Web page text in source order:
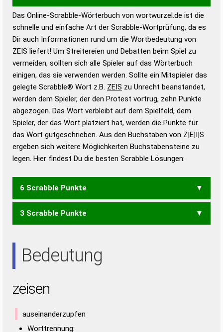
Wortwurzel liefert mit Hilfe eines semantischen
Wortanalyse-Algorithmus gute Anhaltspunkte zu
Wortbedeutung, Worttrennung und Wortform, um die
Gültigkeit eines Wortes für das Scrabble-Spiel zu
bestimmen!
zugelassene Turnier Scrabble-
Wörterbücher sind:
Duden – Standardwerk in 12 Bänden
Duden – Richtiges und gutes
Deutsch
Duden – Die deutsche Grammatik
Duden – Deutsches
Universalwörterbuch
Das Online-Scrabble-Wörterbuch von wortwurzel.de ist die
schnelle und einfache Art der Scrabble-Wortprüfung, da es
Dir auch Informationen rund um die Wortbedeutung von
ZEIS liefert! Um Streitereien und Debatten beim Spiel zu
vermeiden, sollten sich alle Spieler auf das Wörterbuch
einigen, das sie verwenden werden. Sollte ein Mitspieler das
gelegte Scrabble® Wort z.B. ZEIS zu Unrecht beanstandet,
werden dem Spieler, der den Protest vortrug, zehn Punkte
abgezogen. Das Wort verbleibt auf dem Spielfeld, dem
Spieler, der das Wort platziert hat, werden die Punkte für
das Wort gutgeschrieben. Aus den Buchstaben von Z|E|I|S
ergeben sich weitere Möglichkeiten Buchstabensteine zu
legen. Hier findest Du die besten Scrabble Lösungen:
6 Scrabble Punkte
SIEZ
3 Scrabble Punkte
Bedeutung
zeisen
auseinanderzupfen
Worttrennung: